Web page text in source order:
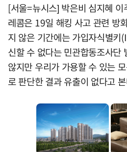
[서울=뉴시스] 박은비 심지혜
레콤은 19일 해킹 사고 관련 방
지 않은 기간에는 가입자식별키
신할 수 없다는 민관합동조사단
않지만 우리가 가용할 수 있는
로 판단한 결과 유출이 없다고